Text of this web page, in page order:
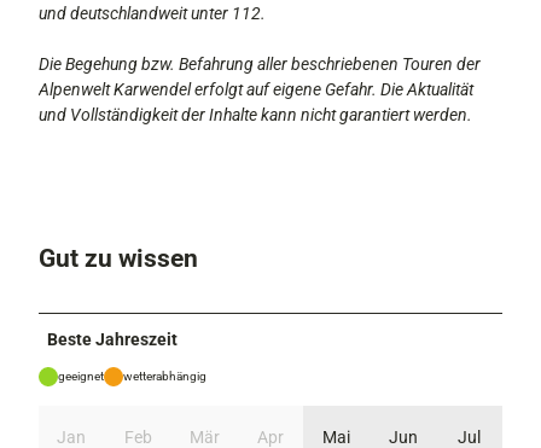
und deutschlandweit unter 112.
Die Begehung bzw. Befahrung aller beschriebenen Touren der
Alpenwelt Karwendel erfolgt auf eigene Gefahr. Die Aktualität
und Vollständigkeit der Inhalte kann nicht garantiert werden.
Gut zu wissen
Beste Jahreszeit
geeignet wetterabhängig
Jan Feb Mär Apr Mai Jun Jul